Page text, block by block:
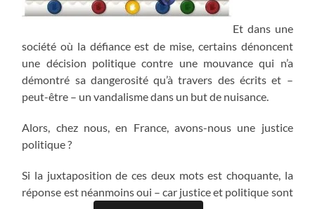
Et dans une
société où la défiance est de mise, certains dénoncent
une décision politique contre une mouvance qui n’a
démontré sa dangerosité qu’à travers des écrits et –
peut-être – un vandalisme dans un but de nuisance.
Alors, chez nous, en France, avons-nous une justice
politique ?
Si la juxtaposition de ces deux mots est choquante, la
réponse est néanmoins oui – car justice et politique sont